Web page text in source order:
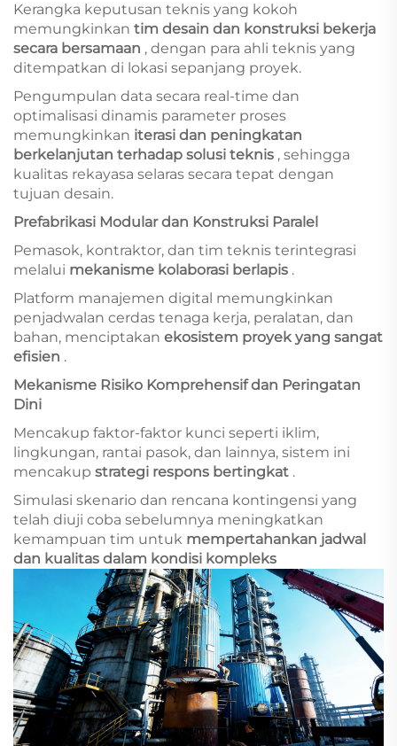
Kerangka keputusan teknis yang kokoh
memungkinkan tim desain dan konstruksi bekerja
secara bersamaan , dengan para ahli teknis yang
ditempatkan di lokasi sepanjang proyek.
Pengumpulan data secara real-time dan
optimalisasi dinamis parameter proses
memungkinkan iterasi dan peningkatan
berkelanjutan terhadap solusi teknis , sehingga
kualitas rekayasa selaras secara tepat dengan
tujuan desain.
Prefabrikasi Modular dan Konstruksi Paralel
Pemasok, kontraktor, dan tim teknis terintegrasi
melalui mekanisme kolaborasi berlapis .
Platform manajemen digital memungkinkan
penjadwalan cerdas tenaga kerja, peralatan, dan
bahan, menciptakan ekosistem proyek yang sangat
efisien .
Mekanisme Risiko Komprehensif dan Peringatan
Dini
Mencakup faktor-faktor kunci seperti iklim,
lingkungan, rantai pasok, dan lainnya, sistem ini
mencakup strategi respons bertingkat .
Simulasi skenario dan rencana kontingensi yang
telah diuji coba sebelumnya meningkatkan
kemampuan tim untuk mempertahankan jadwal
dan kualitas dalam kondisi kompleks